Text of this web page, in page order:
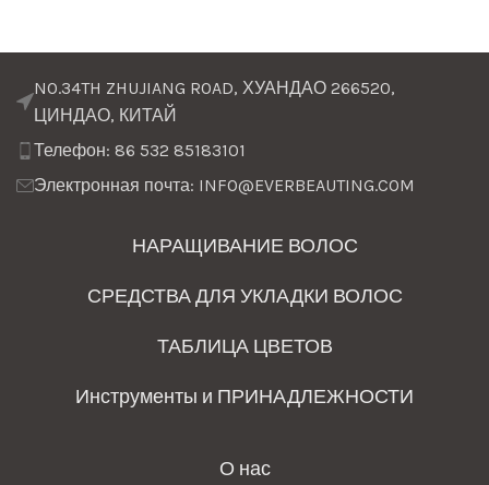
NO.34TH ZHUJIANG ROAD, ХУАНДАО 266520,
ЦИНДАО, КИТАЙ
Телефон: 86 532 85183101
Электронная почта: INFO@EVERBEAUTING.COM
НАРАЩИВАНИЕ ВОЛОС
СРЕДСТВА ДЛЯ УКЛАДКИ ВОЛОС
ТАБЛИЦА ЦВЕТОВ
Инструменты и ПРИНАДЛЕЖНОСТИ
О нас